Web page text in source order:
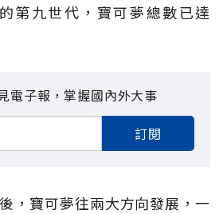
第九世代，寶可夢總數已達
電子報，掌握國內外大事
訂閱
，寶可夢往兩大方向發展，一